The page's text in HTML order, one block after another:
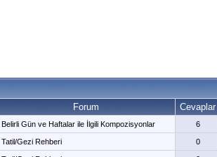
Forum Cevaplar
Belirli Gün ve Haftalar ile İlgili Kompozisyonlar 6
Tatil/Gezi Rehberi 0